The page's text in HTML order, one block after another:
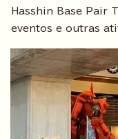
Hasshin Base Pair
eventos e outras